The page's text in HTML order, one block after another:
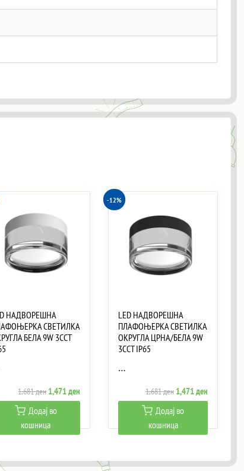
НАДВОРЕШНА
СВЕТИЛКА
БЕЛА 9W 3CCT
1,681денOriginal
price
was:
1,681 ден.
1,471ден
price
1,471 ден.
Додај во
кошница
-12%
LED НАДВОРЕШНА
ПЛАФОЊЕРКА СВЕТИЛКА
ОКРУГЛА ЦРНА/БЕЛА 9W
3CCT IP65
…
1,681ден Original
price
was:
1,681 ден.
1,471денCurrent
price
1,471 ден.
Додај во
кошница